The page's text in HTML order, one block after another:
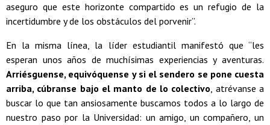
aseguro que este horizonte compartido es un refugio de la
incertidumbre y de los obstáculos del porvenir”.
En la misma línea, la líder estudiantil manifestó que “les
esperan unos años de muchísimas experiencias y aventuras.
Arriésguense, equivóquense y si el sendero se pone cuesta
arriba, cúbranse bajo el manto de lo colectivo, atrévanse a
buscar lo que tan ansiosamente buscamos todos a lo largo de
nuestro paso por la Universidad: un amigo, un compañero, un